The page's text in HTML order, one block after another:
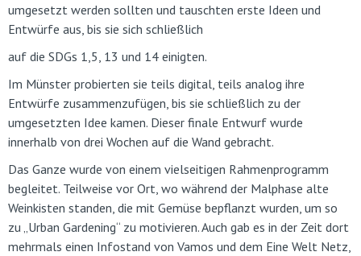
umgesetzt werden sollten und tauschten erste Ideen und
Entwürfe aus, bis sie sich schließlich
auf die SDGs 1,5, 13 und 14 einigten.
Im Münster probierten sie teils digital, teils analog ihre
Entwürfe zusammenzufügen, bis sie schließlich zu der
umgesetzten Idee kamen. Dieser finale Entwurf wurde
innerhalb von drei Wochen auf die Wand gebracht.
Das Ganze wurde von einem vielseitigen Rahmenprogramm
begleitet. Teilweise vor Ort, wo während der Malphase alte
Weinkisten standen, die mit Gemüse bepflanzt wurden, um so
zu „Urban Gardening“ zu motivieren. Auch gab es in der Zeit dort
mehrmals einen Infostand von Vamos und dem Eine Welt Netz,